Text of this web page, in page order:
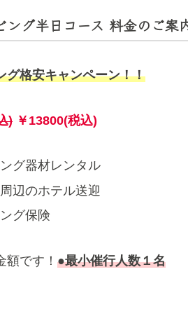
ング半日コース 料金のご案
グ格安キャンペーン！！
) ￥13800(税込)
グ器材レンタル
辺のホテル送迎
グ保険
額です！ ●最小催行人数１名